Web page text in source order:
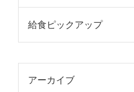
給食ピックアップ
アーカイブ